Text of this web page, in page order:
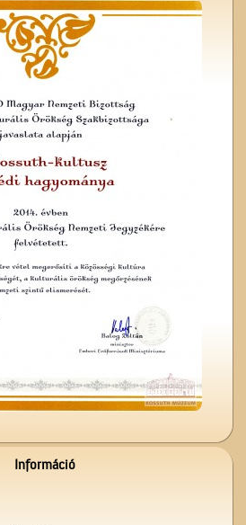
Patkós Irma szülei
Információ